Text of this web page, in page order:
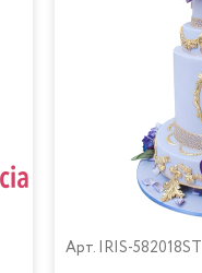
Арт. IRIS-582018ST